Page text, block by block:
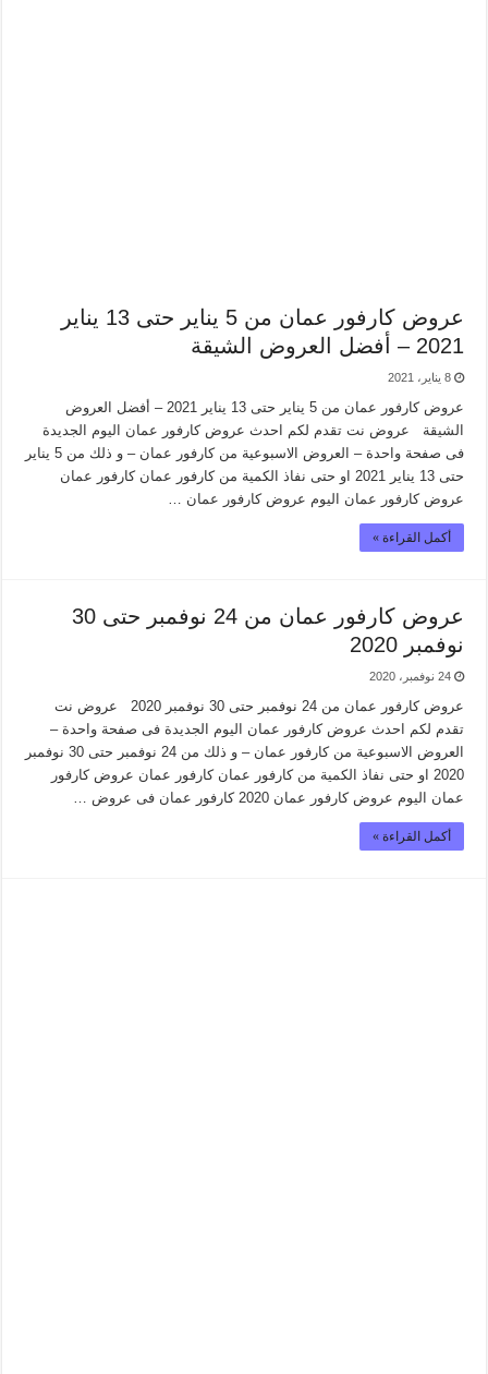
عروض كارفور عمان من 5 يناير حتى 13 يناير
2021 – أفضل العروض الشيقة
8 يناير، 2021
عروض كارفور عمان من 5 يناير حتى 13 يناير 2021 – أفضل العروض
الشيقة عروض نت تقدم لكم احدث عروض كارفور عمان اليوم الجديدة
فى صفحة واحدة – العروض الاسبوعية من كارفور عمان – و ذلك من 5 يناير
حتى 13 يناير 2021 او حتى نفاذ الكمية من كارفور عمان كارفور عمان
عروض كارفور عمان اليوم عروض كارفور عمان …
أكمل القراءة »
عروض كارفور عمان من 24 نوفمبر حتى 30
نوفمبر 2020
24 نوفمبر، 2020
عروض كارفور عمان من 24 نوفمبر حتى 30 نوفمبر 2020 عروض نت
تقدم لكم احدث عروض كارفور عمان اليوم الجديدة فى صفحة واحدة –
العروض الاسبوعية من كارفور عمان – و ذلك من 24 نوفمبر حتى 30 نوفمبر
2020 او حتى نفاذ الكمية من كارفور عمان كارفور عمان عروض كارفور
عمان اليوم عروض كارفور عمان 2020 كارفور عمان فى عروض …
أكمل القراءة »